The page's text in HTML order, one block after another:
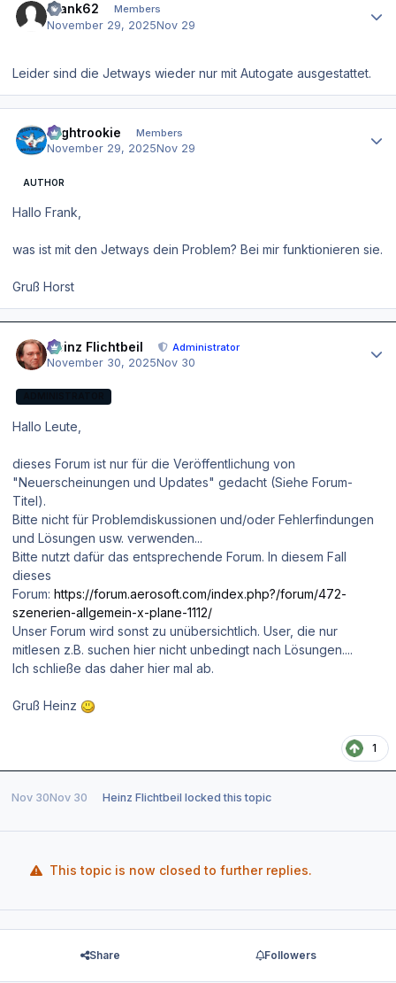
Frank62 Members
November 29, 2025Nov 29
Leider sind die Jetways wieder nur mit Autogate ausgestattet.
Flightrookie Members
November 29, 2025Nov 29
AUTHOR
Hallo Frank,
was ist mit den Jetways dein Problem? Bei mir funktionieren sie.
Gruß Horst
Heinz Flichtbeil Administrator
November 30, 2025Nov 30
Hallo Leute,
dieses Forum ist nur für die Veröffentlichung von
"Neuerscheinungen und Updates" gedacht (Siehe Forum-
Titel).
Bitte nicht für Problemdiskussionen und/oder Fehlerfindungen
und Lösungen usw. verwenden...
Bitte nutzt dafür das entsprechende Forum. In diesem Fall
dieses
Forum: https://forum.aerosoft.com/index.php?/forum/472-
szenerien-allgemein-x-plane-1112/
Unser Forum wird sonst zu unübersichtlich. User, die nur
mitlesen z.B. suchen hier nicht unbedingt nach Lösungen....
Ich schließe das daher hier mal ab.
Gruß Heinz
1
Nov 30Nov 30 Heinz Flichtbeil locked this topic
This topic is now closed to further replies.
Share Followers